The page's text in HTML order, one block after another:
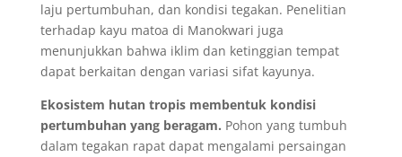
laju pertumbuhan, dan kondisi tegakan. Penelitian
terhadap kayu matoa di Manokwari juga
menunjukkan bahwa iklim dan ketinggian tempat
dapat berkaitan dengan variasi sifat kayunya.
Ekosistem hutan tropis membentuk kondisi
pertumbuhan yang beragam. Pohon yang tumbuh
dalam tegakan rapat dapat mengalami persaingan